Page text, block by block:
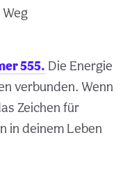
555. Die Energie
verbunden. Wenn
Zeichen für
in deinem Leben